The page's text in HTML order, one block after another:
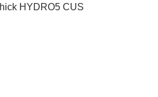
HYDRO5 CUS